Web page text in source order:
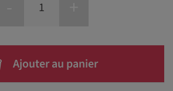
Ajouter au panier